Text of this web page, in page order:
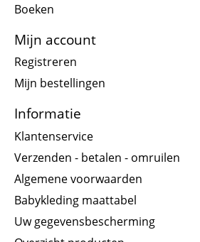
Boeken
Mijn account
Registreren
Mijn bestellingen
Informatie
Klantenservice
Verzenden - betalen - omruilen
Algemene voorwaarden
Babykleding maattabel
Uw gegevensbescherming